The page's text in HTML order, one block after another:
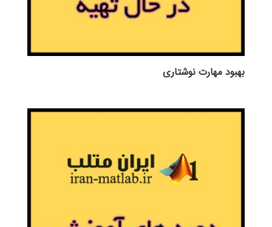
بهبود مهارت نوشتاری